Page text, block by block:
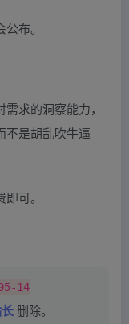
布。
求的洞察能力，
不是胡乱吹牛逼
可。
14
删除。